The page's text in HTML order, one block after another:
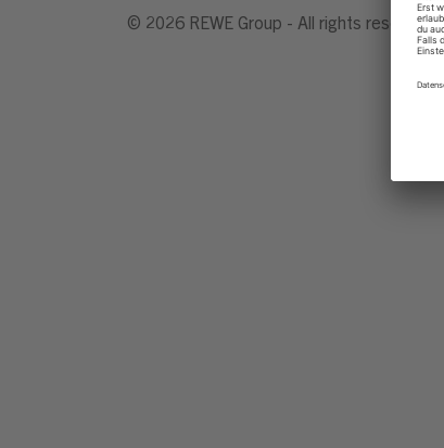
© 2026 REWE Group - All rights reserved